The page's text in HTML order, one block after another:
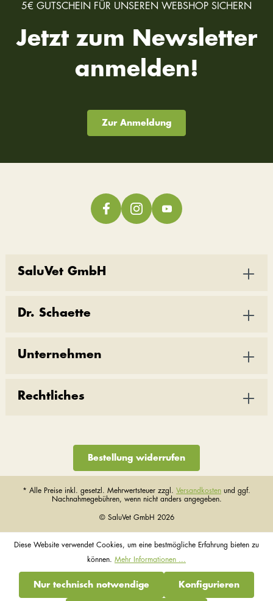
5€ GUTSCHEIN FÜR UNSEREN WEBSHOP SICHERN
Jetzt zum Newsletter
anmelden!
Zur Anmeldung
SaluVet GmbH
Dr. Schaette
Unternehmen
Rechtliches
Bestellung widerrufen
* Alle Preise inkl. gesetzl. Mehrwertsteuer zzgl. Versandkosten und ggf.
Nachnahmegebühren, wenn nicht anders angegeben.
© SaluVet GmbH 2026
Diese Website verwendet Cookies, um eine bestmögliche Erfahrung bieten zu
können. Mehr Informationen ...
Nur technisch notwendige Konfigurieren